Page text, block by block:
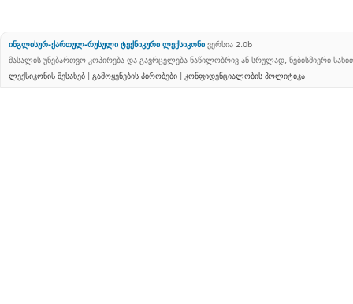
ინგლისურ-ქართულ-რუსული ტექნიკური ლექსიკონი ვერსია 2.0b
მასალის უნებართვო კოპირება და გავრცელება ნაწილობრივ ან სრულად, ნებისმიერი
ლექსიკონის შესახებ | გამოყენების პირობები | კონფიდენციალობის პოლიტიკა